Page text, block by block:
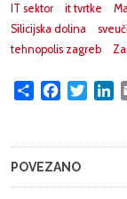
IT sektor
it tvrtke
Silicijska dolina
tehnopolis zagreb
Share Facebook
POVEZANO